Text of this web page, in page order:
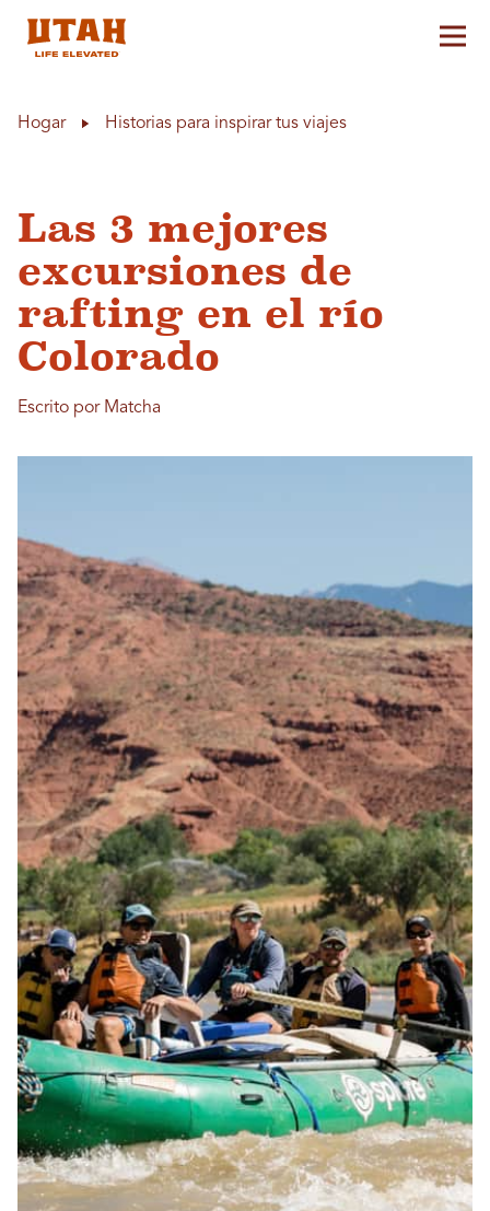
Hogar Historias para inspirar tus viajes
Las 3 mejores
excursiones de
rafting en el río
Colorado
Escrito por Matcha